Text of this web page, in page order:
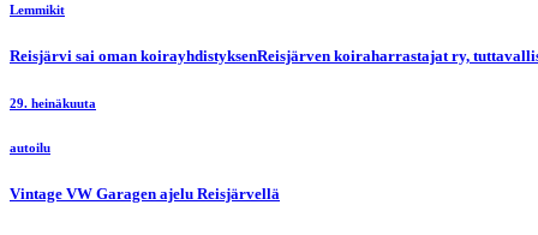
Lemmikit
Reisjärvi sai oman koirayhdistyksenReisjärven koiraharrastajat ry,
29. heinäkuuta
autoilu
Vintage VW Garagen ajelu Reisjärvellä